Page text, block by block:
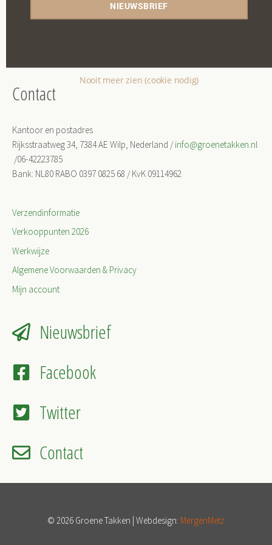
Onze werkwijze
Contact
Kantoor en postadres
Rijksstraatweg 34, 7384 AE Wilp, Nederland /info@groenetakken.nl
/06-42223785
Bank: NL80 RABO 0397 0825 68 / KvK 09114962
Verzendinformatie
Verkooppunten 2026
Werkwijze
Algemene Voorwaarden & Privacy
Mijn account
Nieuwsbrief
Facebook
Twitter
Contact
© 2026 Groene Takken | Webdesign: MergenMetz
Item toegevoegd aan winkelwagen.
NIEUWSBRIEF
Nooit meer zien (cookie nodig)